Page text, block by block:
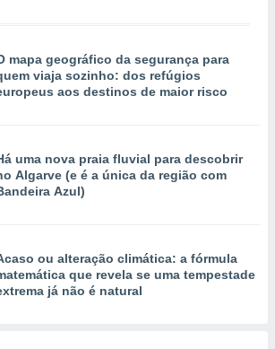
mapa geográfico da segurança para
viaja sozinho: dos refúgios
aos destinos de maior risco
uma nova praia fluvial para descobrir
Algarve (e é a única da região com
Azul)
ou alteração climática: a fórmula
que revela se uma tempestade
já não é natural